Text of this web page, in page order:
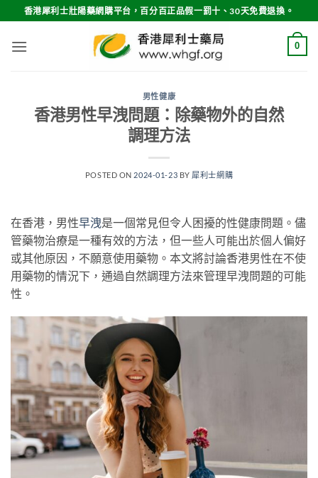
to
content
香港犀利士壯陽藥網購平台，百分百正品假一罰十、30天免費退換。
0
男性健康
香港男性早洩問題：除藥物外的自然
調理方法
POSTED ON 2024-01-23 BY 犀利士網購
在香港，男性早洩是一個常見但令人困擾的性健康問題。儘
管藥物治療是一種有效的方法，但一些人可能出於個人偏好
或其他原因，不願意使用藥物。本文將討論香港男性在不使
用藥物的情況下，通過自然調理方法來管理早洩問題的可能
性。